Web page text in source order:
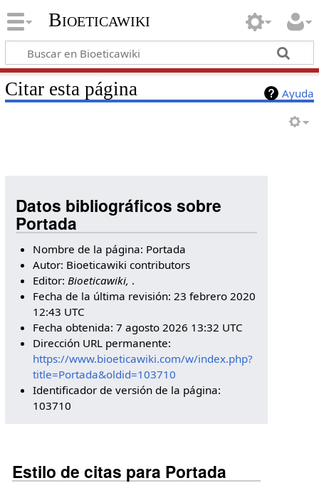
Bioeticawiki
Ayuda
Citar esta página
Datos bibliográficos sobre
Portada
Nombre de la página: Portada
Autor: Bioeticawiki contributors
Editor:Bioeticawiki, .
Fecha de la última revisión: 23 febrero 2020
12:43 UTC
Fecha obtenida: 7 agosto 2026 13:32 UTC
Dirección URL permanente:
https://www.bioeticawiki.com/w/index.php?
title=Portada&oldid=103710
Identificador de versión de la página:
103710
Estilo de citas para Portada